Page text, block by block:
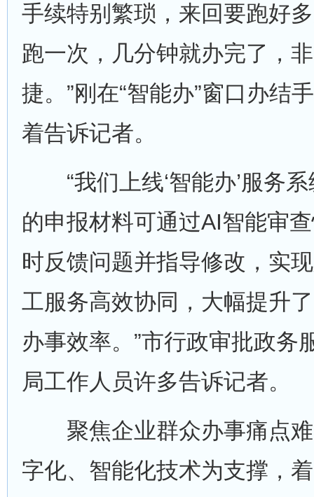
手续特别繁琐，来回要跑好
跑一次，几分钟就办完了，
捷。”刚在“智能办”窗口办结
着告诉记者。
“我们上线‘智能办’服务系
的申报材料可通过AI智能审
时反馈问题并指导修改，实
工服务高效协同，大幅提升
办事效率。”市行政审批政务
局工作人员许多告诉记者。
聚焦企业群众办事痛点难
字化、智能化技术为支撑，